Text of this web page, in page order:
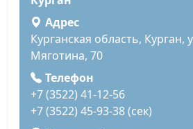
Адрес
Курганская область, Курган,
Мяготина, 70
Телефон
+7 (3522) 41-12-56
+7 (3522) 45-93-38 (сек)